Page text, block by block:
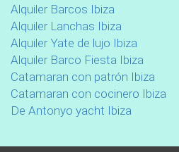
Alquiler Barcos Ibiza
Alquiler Lanchas Ibiza
Alquiler Yate de lujo Ibiza
Alquiler Barco Fiesta Ibiza
Catamaran con patrón Ibiza
Catamaran con cocinero Ibiza
De Antonyo yacht Ibiza